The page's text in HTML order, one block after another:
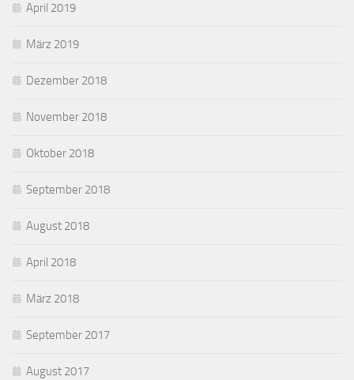
April 2019
März 2019
Dezember 2018
November 2018
Oktober 2018
September 2018
August 2018
April 2018
März 2018
September 2017
August 2017